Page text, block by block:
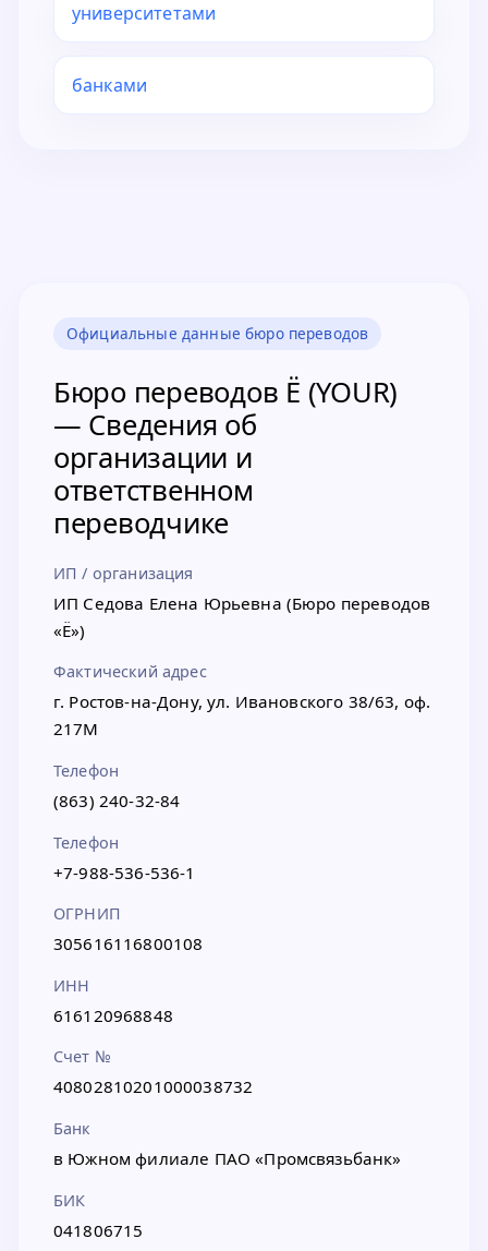
университетами
банками
Официальные данные бюро переводов
Бюро переводов Ё (YOUR)
— Сведения об
организации и
ответственном
переводчике
ИП / организация
ИП Седова Елена Юрьевна (Бюро переводов
«Ё»)
Фактический адрес
г. Ростов-на-Дону, ул. Ивановского 38/63, оф.
217М
Телефон
(863) 240-32-84
Телефон
+7-988-536-536-1
ОГРНИП
305616116800108
ИНН
616120968848
Счет №
40802810201000038732
Банк
в Южном филиале ПАО «Промсвязьбанк»
БИК
041806715